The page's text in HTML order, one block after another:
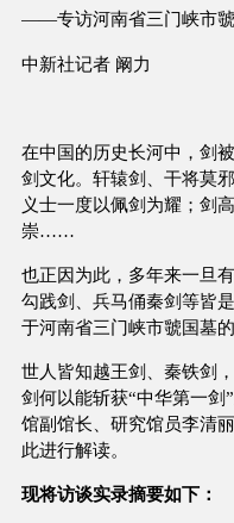
——专访河南省三门峡市
中新社记者 阚力
在中国的历史长河中，剑
剑文化。轩辕剑、干将莫
义士一度以佩剑为耀；剑
崇……
也正因为此，多年来一旦
勾践剑、兵马俑秦剑等皆
于河南省三门峡市虢国墓
世人皆知越王剑、秦铁剑
剑何以能斩获“中华第一剑
馆副馆长、研究馆员李清
此进行解读。
现将访谈实录摘要如下：